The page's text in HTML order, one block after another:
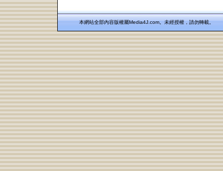
本網站全部內容版權屬Media4J.com。未經授權，請勿轉載。